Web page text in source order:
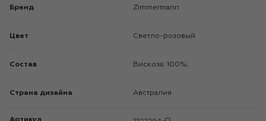
Бренд Zimmermann
Цвет Светло-розовый
Состав Вискоза: 100%;
Страна дизайна Австралия